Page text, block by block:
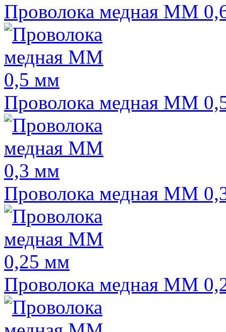
Проволока медная ММ
Проволока медная ММ
Проволока медная ММ
Проволока медная ММ